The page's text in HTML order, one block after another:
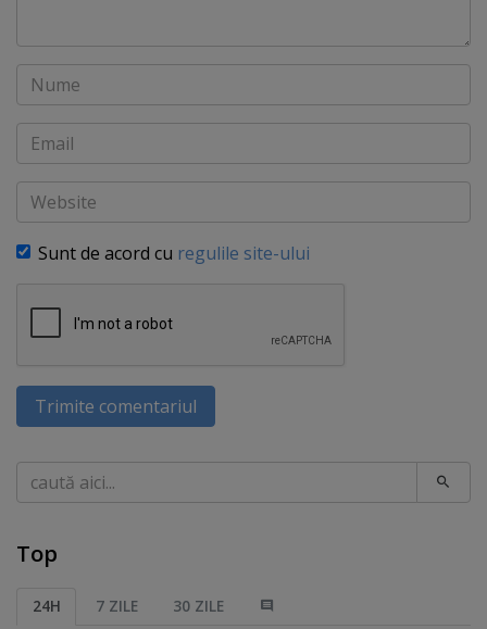
Nume
Email
Website
Sunt de acord cu regulile site-ului
Trimite comentariul
Caută
Top
24H 7 ZILE 30 ZILE